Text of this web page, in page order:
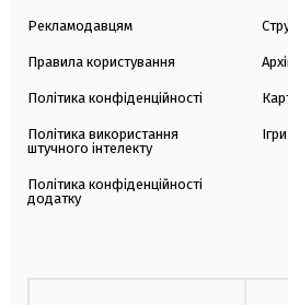
Рекламодавцям
Правила користування
Політика конфіденційності
Політика використання
штучного інтелекту
Політика конфіденційності
додатку
Ігри